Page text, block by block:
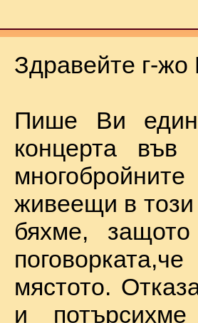
Здравейте г-жо
Пише Ви един
концерта
живеещи в този
бяхме,
мястото.
и